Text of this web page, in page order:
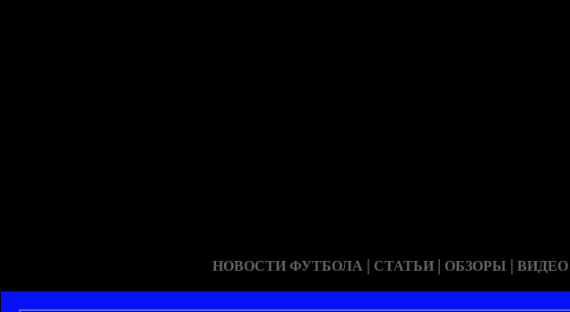
НОВОСТИ ФУТБОЛА | СТАТЬИ | ОБЗОРЫ | ВИДЕО